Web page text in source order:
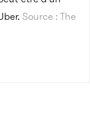
Source : The